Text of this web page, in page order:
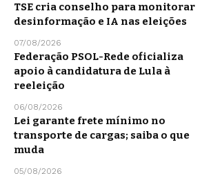
TSE cria conselho para monitorar
desinformação e IA nas eleições
07/08/2026
Federação PSOL-Rede oficializa
apoio à candidatura de Lula à
reeleição
06/08/2026
Lei garante frete mínimo no
transporte de cargas; saiba o que
muda
05/08/2026